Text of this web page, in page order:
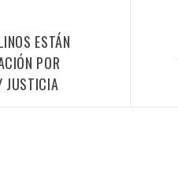
ESTÁN
POR
JUSTICIA